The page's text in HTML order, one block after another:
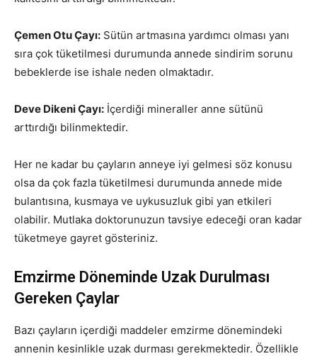
Çemen Otu Çayı: Sütün artmasına yardımcı olması yanı
sıra çok tüketilmesi durumunda annede sindirim sorunu
bebeklerde ise ishale neden olmaktadır.
Deve Dikeni Çayı: İçerdiği mineraller anne sütünü
arttırdığı bilinmektedir.
Her ne kadar bu çayların anneye iyi gelmesi söz konusu
olsa da çok fazla tüketilmesi durumunda annede mide
bulantısına, kusmaya ve uykusuzluk gibi yan etkileri
olabilir. Mutlaka doktorunuzun tavsiye edeceği oran kadar
tüketmeye gayret gösteriniz.
Emzirme Döneminde Uzak Durulması
Gereken Çaylar
Bazı çayların içerdiği maddeler emzirme dönemindeki
annenin kesinlikle uzak durması gerekmektedir. Özellikle